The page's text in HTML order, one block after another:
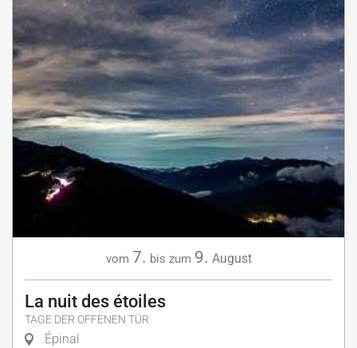
vom 7. bis zum 9. August
La nuit des étoiles
TAGE DER OFFENEN TÜR
Épinal